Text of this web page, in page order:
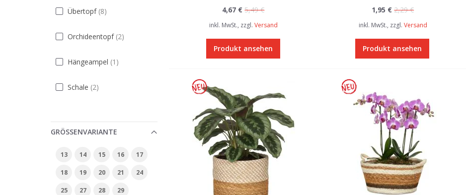
Übertopf 8Artikel
Orchideentopf 2Artikel
Hängeampel 1 Artikel
Schale 2Artikel
GRÖSSENVARIANTE
13 14 15 16 17
18 19 20 21 24
25 27 28 29
4,67 € 5,49 €
inkl. MwSt., zzgl. Versand
Produkt ansehen
1,95 € 2,29 €
inkl. MwSt., zzgl. Versand
Produkt ansehen